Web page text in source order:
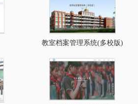
教室档案管理系统(多校版)